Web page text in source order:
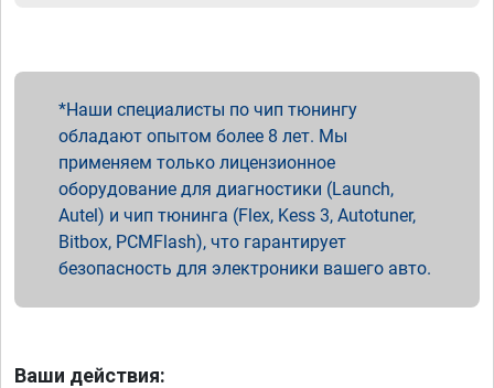
Наши специалисты по чип тюнингу
обладают опытом более 8 лет. Мы
применяем только лицензионное
оборудование для диагностики (Launch,
Autel) и чип тюнинга (Flex, Kess 3, Autotuner,
Bitbox, PCMFlash), что гарантирует
безопасность для электроники вашего авто.
Ваши действия: